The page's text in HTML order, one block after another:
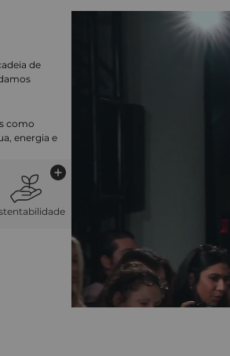
de
como
energia e